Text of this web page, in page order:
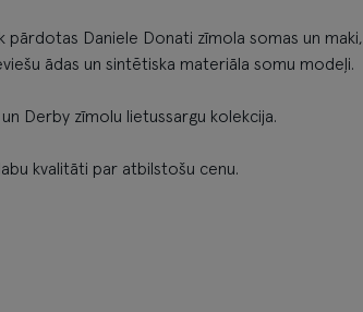
pārdotas Daniele Donati zīmola somas un maki,
ādas un sintētiska materiāla somu modeļi.
Derby zīmolu lietussargu kolekcija.
kvalitāti par atbilstošu cenu.